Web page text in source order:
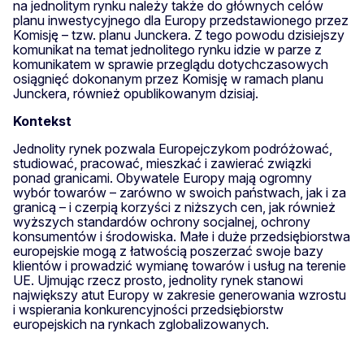
na jednolitym rynku należy także do głównych celów
planu inwestycyjnego dla Europy przedstawionego przez
Komisję – tzw. planu Junckera. Z tego powodu dzisiejszy
komunikat na temat jednolitego rynku idzie w parze z
komunikatem w sprawie przeglądu dotychczasowych
osiągnięć dokonanym przez Komisję w ramach planu
Junckera, również opublikowanym dzisiaj.
Kontekst
Jednolity rynek pozwala Europejczykom podróżować,
studiować, pracować, mieszkać i zawierać związki
ponad granicami. Obywatele Europy mają ogromny
wybór towarów – zarówno w swoich państwach, jak i za
granicą – i czerpią korzyści z niższych cen, jak również
wyższych standardów ochrony socjalnej, ochrony
konsumentów i środowiska. Małe i duże przedsiębiorstwa
europejskie mogą z łatwością poszerzać swoje bazy
klientów i prowadzić wymianę towarów i usług na terenie
UE. Ujmując rzecz prosto, jednolity rynek stanowi
największy atut Europy w zakresie generowania wzrostu
i wspierania konkurencyjności przedsiębiorstw
europejskich na rynkach zglobalizowanych.